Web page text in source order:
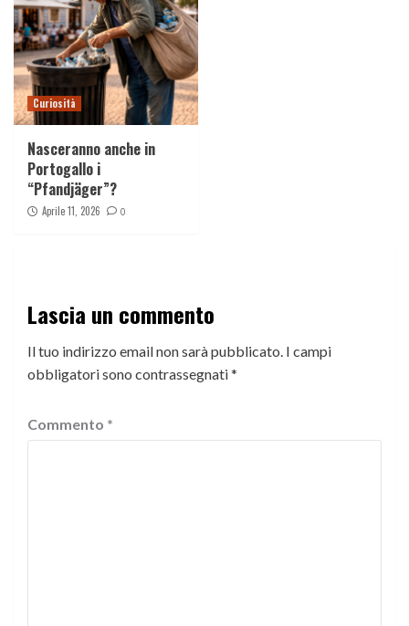
Curiosità
Nasceranno anche in
Portogallo i
“Pfandjäger”?
Aprile 11, 2026 0
Lascia un commento
Il tuo indirizzo email non sarà pubblicato. I campi
obbligatori sono contrassegnati*
Commento *